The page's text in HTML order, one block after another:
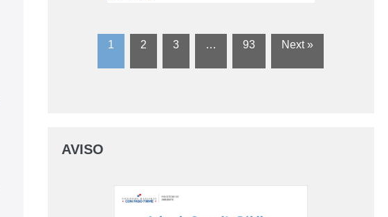
1 2 3 … 93 Next »
AVISO